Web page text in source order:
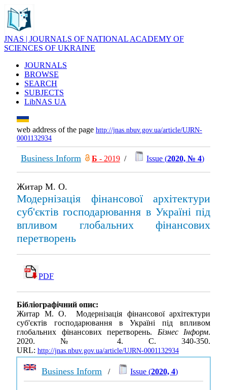
JNAS | JOURNALS OF NATIONAL ACADEMY OF
SCIENCES OF UKRAINE
JOURNALS
BROWSE
SEARCH
SUBJECTS
LibNAS UA
web address of the page http://jnas.nbuv.gov.ua/article/UJRN-
0001132934
Business Inform Б - 2019 / Issue (2020, № 4)
Житар М. О.
Модернізація фінансової архітектури
суб'єктів господарювання в Україні під
впливом глобальних фінансових
перетворень
PDF
Бібліографічний опис:
Житар М. О. Модернізація фінансової архітектури
суб'єктів господарювання в Україні під впливом
глобальних фінансових перетворень. Бізнес Інформ.
2020. № 4. С. 340-350.
URL: http://jnas.nbuv.gov.ua/article/UJRN-0001132934
Business Inform / Issue (2020, 4)